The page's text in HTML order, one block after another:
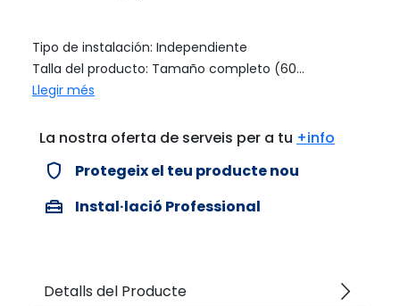
Tipo de instalación: Independiente
Talla del producto: Tamaño completo (60...
Llegir més
La nostra oferta de serveis per a tu +info
verified_user Protegeix el teu producte nou
home_repair_service Instal·lació Professional
Detalls del Producte arrow_forward_ios